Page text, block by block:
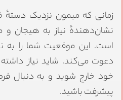
زمانی که میمون نزدیک دستهٔ
نشان‌دهندهٔ نیاز به هیجان و
است. این موقعیت شما را به
دعوت می‌کند. شاید نیاز
خود خارج شوید و به دنبال
پیشرفت باشید.